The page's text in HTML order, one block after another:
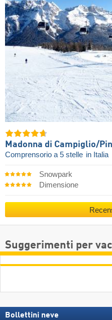
Madonna di Campiglio/​
Comprensorio a 5 stelle in Italia
Snowpark
Dimensione
Suggerimenti per
Bollettini neve